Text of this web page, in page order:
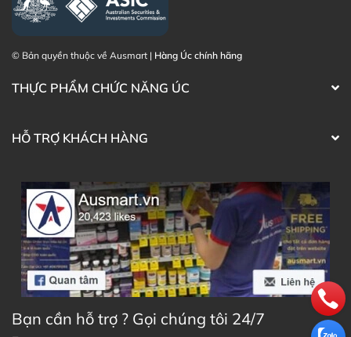
© Bản quyền thuộc về Ausmart | Hàng Úc chính hãng
THỰC PHẨM CHỨC NĂNG ÚC
HỖ TRỢ KHÁCH HÀNG
Bạn cần hỗ trợ ? Gọi chúng tôi 24/7